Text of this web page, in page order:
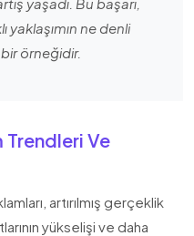
yaklaşımın ne denli
örneğidir.
Trendleri Ve
artırılmış gerçeklik
yükselişi ve daha